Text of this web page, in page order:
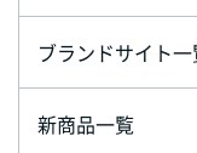
ブランドサイト
新商品一覧